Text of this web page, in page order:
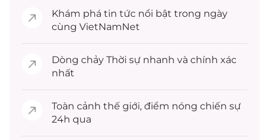
Khám phá tin tức nổi bật trong ngày
cùng VietNamNet
Dòng chảy Thời sự nhanh và chính xác
nhất
Toàn cảnh thế giới, điểm nóng chiến sự
24h qua